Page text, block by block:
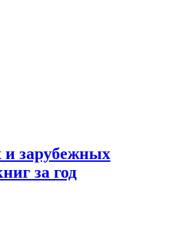
и зарубежных
за год